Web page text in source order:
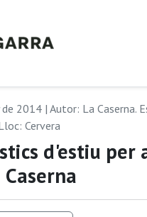
2014 | Autor: La Caserna.
Cervera
d'estiu per